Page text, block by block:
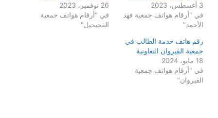
3 أغسطس، 2023
في "أرقام هواتف جمعية فهد
الأحمد"
26 نوفمبر، 2023
في "أرقام هواتف جمعية
الفحيحيل"
رقم هاتف خدمة الطالب في
جمعية القيروان التعاونية
18 مايو، 2024
في "أرقام هواتف جمعية
القيروان"